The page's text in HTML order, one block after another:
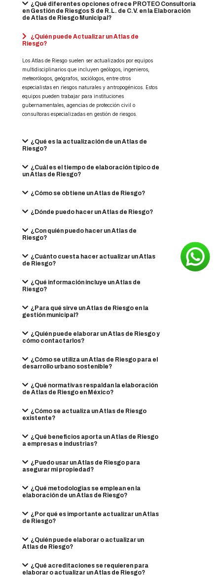
¿Qué diferentes opciones ofrece PROTEO Consultoría
en Gestión de Riesgos S de R.L. de C.V. en la Elaboración
de Atlas de Riesgo Municipal?
¿Quién puede Actualizar un Atlas de
Riesgo?
Los Atlas de Riesgo suelen ser actualizados por equipos
multidisciplinarios que incluyen geólogos, ingenieros,
meteorólogos, geógrafos, sociólogos, entre otros
especialistas en riesgos naturales y antropogénicos. Estos
equipos pueden trabajar para instituciones
gubernamentales, agencias de protección civil o
consultoras especializadas en gestión de riesgos.
¿Qué es la actualización de un Atlas de
Riesgo?
¿Cuál es el tiempo de elaboración típico de
un Atlas de Riesgo?
¿Cómo se obtiene un Atlas de Riesgo?
¿Dónde puedo hacer un Atlas de Riesgo?
¿Con quién puedo hacer un Atlas de
Riesgo?
¿Cuánto cuesta hacer actualizar un Atlas
de Riesgo?
¿Qué información incluye un Atlas de
Riesgo?
¿Para qué sirve un Atlas de Riesgo en la
gestión municipal?
¿Quién puede elaborar un Atlas de Riesgo y
cómo contactarlos?
¿Cómo se utiliza un Atlas de Riesgo para el
desarrollo urbano sostenible?
¿Qué normativas respaldan la elaboración
de Atlas de Riesgo en México?
¿Cómo se actualiza un Atlas de Riesgo
existente?
¿Qué beneficios aporta un Atlas de Riesgo
a empresas e industrias?
¿Puedo usar un Atlas de Riesgo para
asegurar mi propiedad?
¿Qué metodologías se emplean en la
elaboración de un Atlas de Riesgo?
¿Por qué es importante actualizar un Atlas
de Riesgo?
¿Quién puede elaborar o actualizar un
Atlas de Riesgo?
¿Qué acreditaciones se requieren para
elaborar o actualizar un Atlas de Riesgo?